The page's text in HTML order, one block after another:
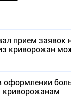
прием заявок
криворожан
оформлении
криворожанам